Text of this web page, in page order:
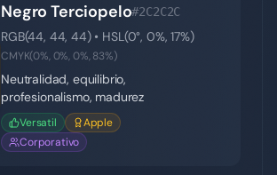
Negro Terciopelo#2C2C2C
RGB(44, 44,44) • HSL(0°, 0%,17%)
CMYK(0%,0%,0%,83%)
Neutralidad, equilibrio,
profesionalismo, madurez
Versatil
Apple
Corporativo